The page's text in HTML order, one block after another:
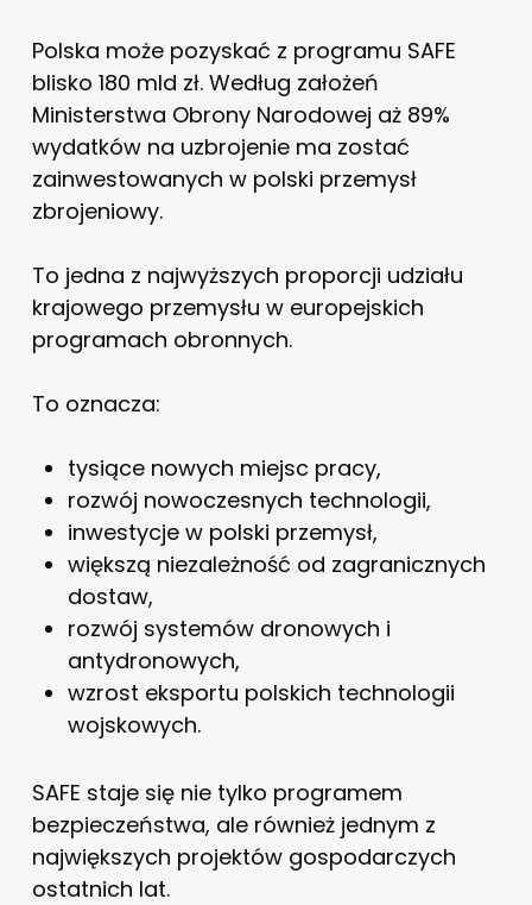
Polska może pozyskać z programu SAFE
blisko 180 mld zł. Według założeń
Ministerstwa Obrony Narodowej aż 89%
wydatków na uzbrojenie ma zostać
zainwestowanych w polski przemysł
zbrojeniowy.
To jedna z najwyższych proporcji udziału
krajowego przemysłu w europejskich
programach obronnych.
To oznacza:
tysiące nowych miejsc pracy,
rozwój nowoczesnych technologii,
inwestycje w polski przemysł,
większą niezależność od zagranicznych
dostaw,
rozwój systemów dronowych i
antydronowych,
wzrost eksportu polskich technologii
wojskowych.
SAFE staje się nie tylko programem
bezpieczeństwa, ale również jednym z
największych projektów gospodarczych
ostatnich lat.